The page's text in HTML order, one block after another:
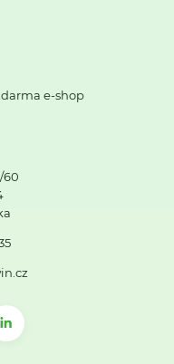
e-shop
60